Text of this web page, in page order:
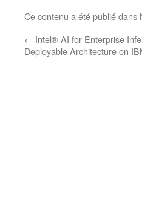
Ce contenu a été publié dans
← Intel® AI for Enterprise
Deployable Architecture on